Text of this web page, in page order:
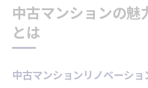
中古マンションの魅
とは
中古マンションリノベーシ